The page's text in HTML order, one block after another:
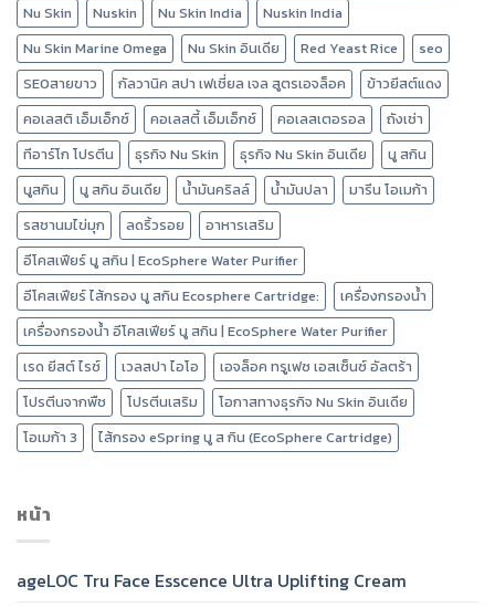
Nu Skin
Nuskin Nu Skin India
Nuskin India
Nu Skin Marine Omega
Nu Skin อินเดีย Red Yeast Rice
seo
SEOสายขาว
กัลวานิค สปา เฟเชี่ยล เจล สูตรเอจล็อค
ข้าวยีสต์แดง
คอเลสติ เอ็มเอ็กซ์
คอเลสตี้ เอ็มเอ็กซ์ คอเลสเตอรอล
ถังเช่า
ทีอาร์โก โปรตีน
ธุรกิจ Nu Skin ธุรกิจ Nu Skin อินเดีย
นู สกิน
นูสกิน
นู สกิน อินเดีย น้ำมันคริลล์ น้ำมันปลา
มารีน โอเมก้า
รสชานมไข่มุก
ลดริ้วรอย
อาหารเสริม
อีโคสเฟียร์ นู สกิน | EcoSphere Water Purifier
อีโคสเฟียร์ ไส้กรอง นู สกิน Ecosphere Cartridge:
เครื่องกรองน้ำ
เครื่องกรองน้ำ อีโคสเฟียร์ นู สกิน | EcoSphere Water Purifier
เรด ยีสต์ ไรซ์
เวลสปา ไอโอ
เอจล็อค ทรูเฟซ เอสเซ็นซ์ อัลตร้า
โปรตีนจากพืช
โปรตีนเสริม
โอกาสทางธุรกิจ Nu Skin อินเดีย
โอเมก้า 3
ไส้กรอง eSpring นู ส กิน (EcoSphere Cartridge)
หน้า
ageLOC Tru Face Esscence Ultra Uplifting Cream